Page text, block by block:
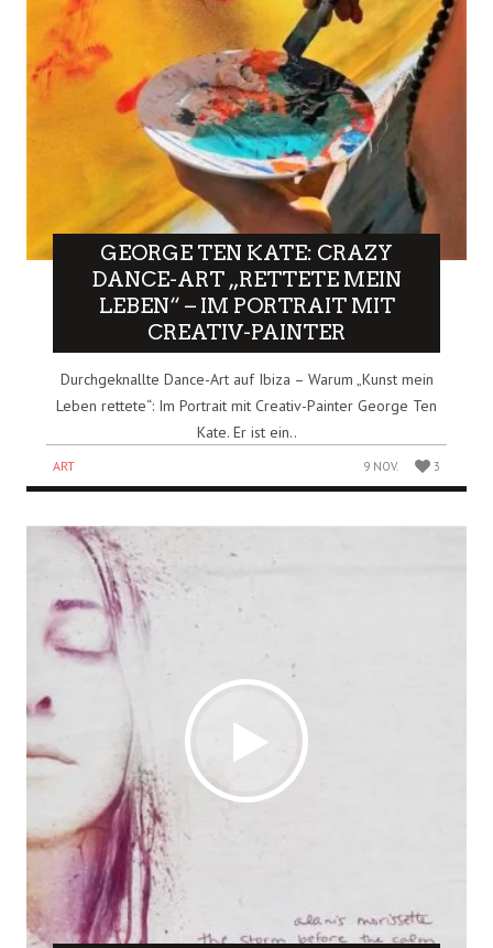
GEORGE TEN KATE: CRAZY
DANCE-ART „RETTETE MEIN
LEBEN“ – IM PORTRAIT MIT
CREATIV-PAINTER
Durchgeknallte Dance-Art auf Ibiza – Warum „Kunst mein
Leben rettete“: Im Portrait mit Creativ-Painter George Ten
Kate. Er ist ein..
ART 9 NOV. 3